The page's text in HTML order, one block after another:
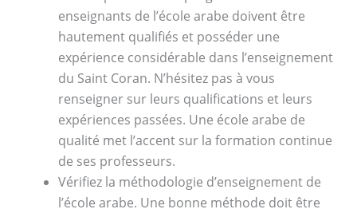
enseignants de l’école arabe doivent être
hautement qualifiés et posséder une
expérience considérable dans l’enseignement
du Saint Coran. N’hésitez pas à vous
renseigner sur leurs qualifications et leurs
expériences passées. Une école arabe de
qualité met l’accent sur la formation continue
de ses professeurs.
Vérifiez la méthodologie d’enseignement de
l’école arabe. Une bonne méthode doit être